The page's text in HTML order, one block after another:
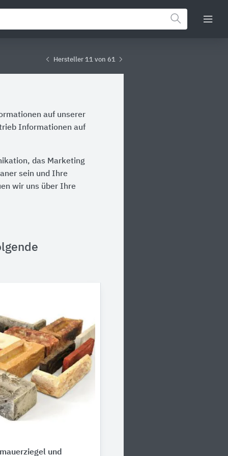
Hersteller 11 von 61
auf unserer
Informationen auf
das Marketing
sein und Ihre
wir uns über Ihre
und